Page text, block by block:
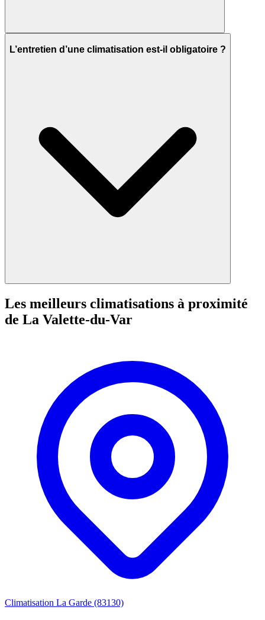
L’entretien d’une climatisation est-il obligatoire ?
Les meilleurs climatisations à proximité
de La Valette-du-Var
Climatisation La Garde (83130)